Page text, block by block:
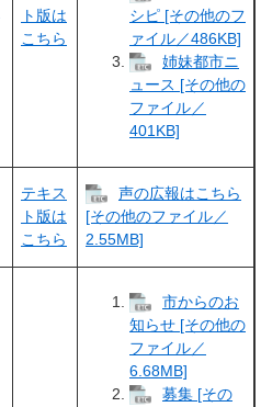
ト版は
こちら
シピ [その他のフ
ァイル／486KB]
姉妹都市ニ
ュース [その他の
ファイル／
401KB]
テキス
ト版は
こちら
声の広報はこちら
[その他のファイル／
2.55MB]
市からのお
知らせ [その他の
ファイル／
6.68MB]
募集 [その